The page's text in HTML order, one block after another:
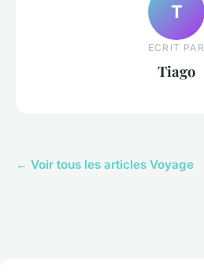
T
ECRIT PAR
Tiago
← Voir tous les articles Voyage